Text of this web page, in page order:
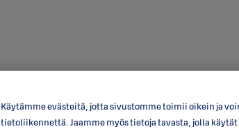
Käytämme evästeitä, jotta sivustomme toimii oikein ja
tietoliikennettä. Jaamme myös tietoja tavasta, jolla